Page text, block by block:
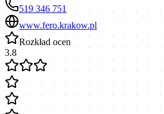
519 346 751
www.fero.krakow.pl
Rozkład ocen
3.8